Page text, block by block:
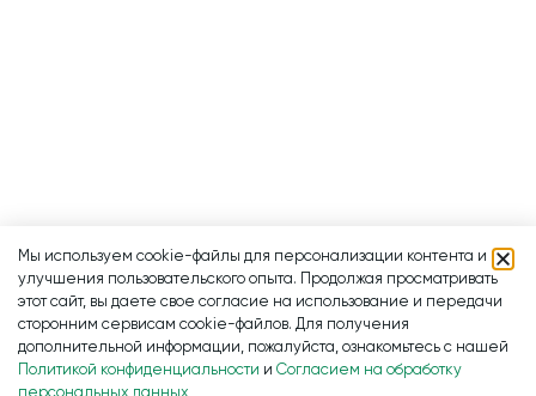
Мы используем cookie-файлы для персонализации контента и
улучшения пользовательского опыта. Продолжая просматривать
этот сайт, вы даете свое согласие на использование и передачи
сторонним сервисам cookie-файлов. Для получения
дополнительной информации, пожалуйста, ознакомьтесь с нашей
Политикой конфиденциальности и Согласием на обработку
персональных данных